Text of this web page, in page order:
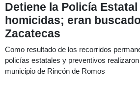
Detiene la Policía
homicidas; eran
Zacatecas
Como resultado de los recorridos
policías estatales y preventivos
municipio de Rincón de Romos